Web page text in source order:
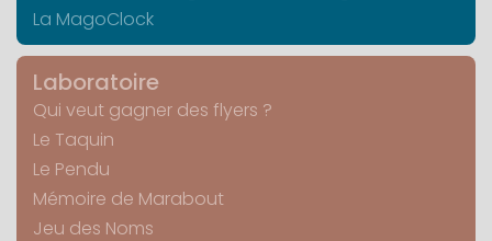
La MagoClock
Laboratoire
Qui veut gagner des flyers ?
Le Taquin
Le Pendu
Mémoire de Marabout
Jeu des Noms